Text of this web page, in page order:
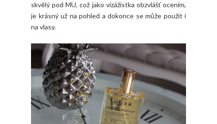
skvělý pod MU, což jako vizážistka obzvlášť ocením,
je krásný už na pohled a dokonce se může použít i
na vlasy.